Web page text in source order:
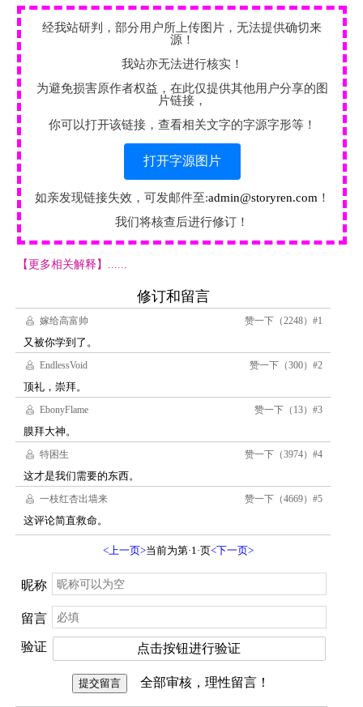
经我站研判，部分用户所上传图片，无法提供确切来
源！
我站亦无法进行核实！
为避免损害原作者权益，在此仅提供其他用户分享的图
片链接，
你可以打开该链接，查看相关文字的字源字形等！
打开字源图片
如亲发现链接失效，可发邮件至:admin@storyren.com ！
我们将核查后进行修订！
【更多相关解释】......